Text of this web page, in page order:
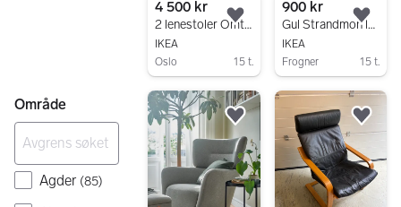
Område
Agder (85)
4 500 kr
2 lenestoler Omtenksam fra Ikea
IKEA
Oslo
15 t.
Legg til som favoritt.
900 kr
Gul Strandmon lenestol med puff
IKEA
Frogner
15 t.
Legg til som favoritt.